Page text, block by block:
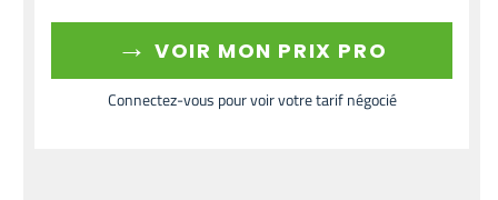
→ VOIR MON PRIX PRO
Connectez-vous pour voir votre tarif négocié